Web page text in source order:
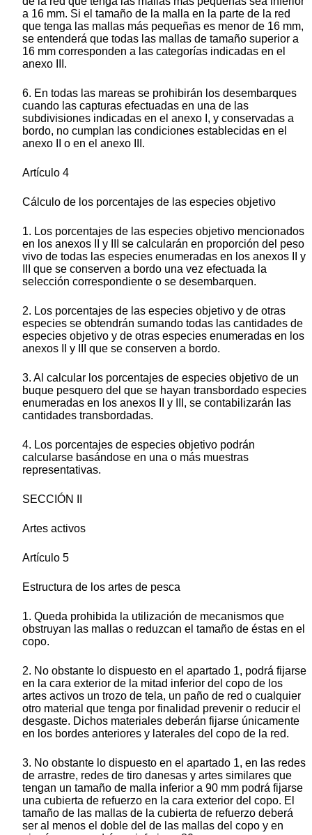
a 16 mm. Si el tamaño de la malla en la parte de la red
que tenga las mallas más pequeñas es menor de 16 mm,
se entenderá que todas las mallas de tamaño superior a
16 mm corresponden a las categorías indicadas en el
anexo III.
6. En todas las mareas se prohibirán los desembarques
cuando las capturas efectuadas en una de las
subdivisiones indicadas en el anexo I, y conservadas a
bordo, no cumplan las condiciones establecidas en el
anexo II o en el anexo III.
Artículo 4
Cálculo de los porcentajes de las especies objetivo
1. Los porcentajes de las especies objetivo mencionados
en los anexos II y III se calcularán en proporción del peso
vivo de todas las especies enumeradas en los anexos II y
III que se conserven a bordo una vez efectuada la
selección correspondiente o se desembarquen.
2. Los porcentajes de las especies objetivo y de otras
especies se obtendrán sumando todas las cantidades de
especies objetivo y de otras especies enumeradas en los
anexos II y III que se conserven a bordo.
3. Al calcular los porcentajes de especies objetivo de un
buque pesquero del que se hayan transbordado especies
enumeradas en los anexos II y III, se contabilizarán las
cantidades transbordadas.
4. Los porcentajes de especies objetivo podrán
calcularse basándose en una o más muestras
representativas.
SECCIÓN II
Artes activos
Artículo 5
Estructura de los artes de pesca
1. Queda prohibida la utilización de mecanismos que
obstruyan las mallas o reduzcan el tamaño de éstas en el
copo.
2. No obstante lo dispuesto en el apartado 1, podrá fijarse
en la cara exterior de la mitad inferior del copo de los
artes activos un trozo de tela, un paño de red o cualquier
otro material que tenga por finalidad prevenir o reducir el
desgaste. Dichos materiales deberán fijarse únicamente
en los bordes anteriores y laterales del copo de la red.
3. No obstante lo dispuesto en el apartado 1, en las redes
de arrastre, redes de tiro danesas y artes similares que
tengan un tamaño de malla inferior a 90 mm podrá fijarse
una cubierta de refuerzo en la cara exterior del copo. El
tamaño de las mallas de la cubierta de refuerzo deberá
ser al menos el doble del de las mallas del copo y en